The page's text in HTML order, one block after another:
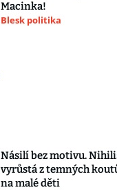
Macinka!
Blesk politika
Násilí bez motivu.
vyrůstá z temných
na malé děti